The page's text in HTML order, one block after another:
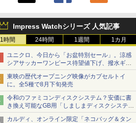
Impress Watchシリーズ 人気記事
1時間 24時間 1週間 1カ月
ユニクロ、今日から「お盆特別セール」。涼感
シアサッカーワンピース待望値下げ、撥水ギア
ショーツは1990円に
東映の歴代オープニング映像がカプセルトイ
に。全5種で8月下旬発売
令和のファミコンディスクシステム？安価に書
き換え可能なGB用「しましまディスクシステ
ム」
カルディ、オンライン限定「ネコバッグ＆タン